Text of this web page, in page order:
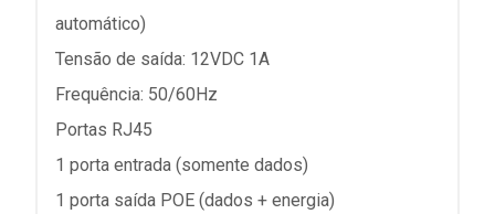
automático)
Tensão de saída: 12VDC 1A
Frequência: 50/60Hz
Portas RJ45
1 porta entrada (somente dados)
1 porta saída POE (dados + energia)